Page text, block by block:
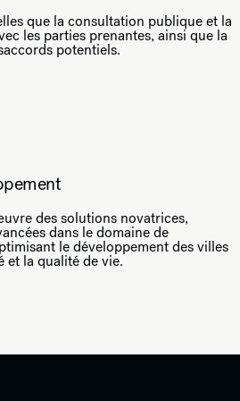
que la consultation publique et la
les parties prenantes, ainsi que la
potentiels.
des solutions novatrices,
dans le domaine de
le développement des villes
et la qualité de vie.